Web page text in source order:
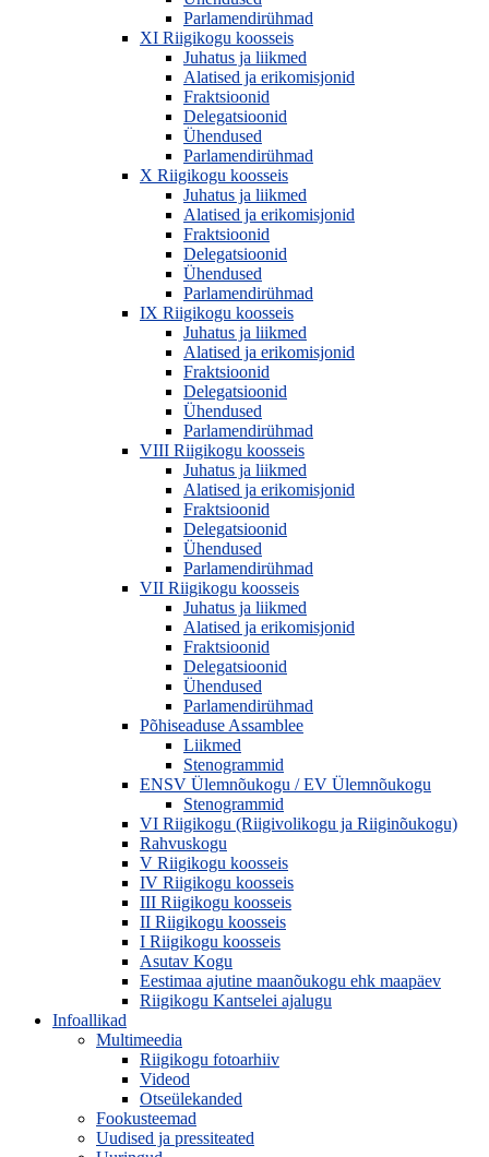
Parlamendirühmad
XI Riigikogu koosseis
Juhatus ja liikmed
Alatised ja erikomisjonid
Fraktsioonid
Delegatsioonid
Ühendused
Parlamendirühmad
X Riigikogu koosseis
Juhatus ja liikmed
Alatised ja erikomisjonid
Fraktsioonid
Delegatsioonid
Ühendused
Parlamendirühmad
IX Riigikogu koosseis
Juhatus ja liikmed
Alatised ja erikomisjonid
Fraktsioonid
Delegatsioonid
Ühendused
Parlamendirühmad
VIII Riigikogu koosseis
Juhatus ja liikmed
Alatised ja erikomisjonid
Fraktsioonid
Delegatsioonid
Ühendused
Parlamendirühmad
VII Riigikogu koosseis
Juhatus ja liikmed
Alatised ja erikomisjonid
Fraktsioonid
Delegatsioonid
Ühendused
Parlamendirühmad
Põhiseaduse Assamblee
Liikmed
Stenogrammid
ENSV Ülemnõukogu / EV Ülemnõukogu
Stenogrammid
VI Riigikogu (Riigivolikogu ja Riiginõukogu)
Rahvuskogu
V Riigikogu koosseis
IV Riigikogu koosseis
III Riigikogu koosseis
II Riigikogu koosseis
I Riigikogu koosseis
Asutav Kogu
Eestimaa ajutine maanõukogu ehk maapäev
Riigikogu Kantselei ajalugu
Infoallikad
Multimeedia
Riigikogu fotoarhiiv
Videod
Otseülekanded
Fookusteemad
Uudised ja pressiteated